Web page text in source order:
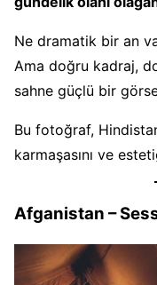
Ne dramatik bir an
Ama doğru kadraj,
sahne güçlü bir
Bu fotoğraf,
karmaşasını ve
Afganistan –